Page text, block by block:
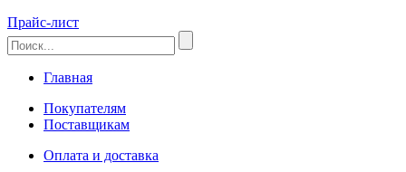
Прайс-лист
Главная
Покупателям
Поставщикам
Оплата и доставка